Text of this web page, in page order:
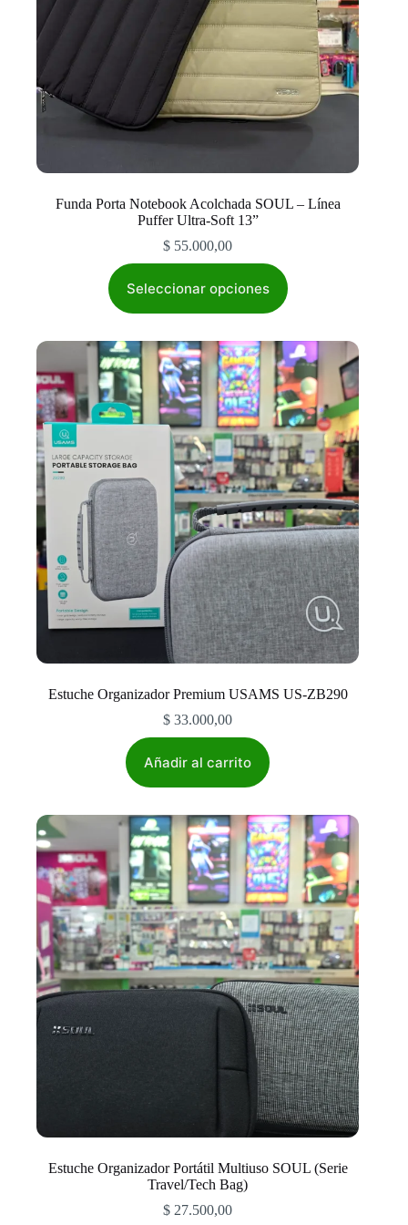
Funda Porta Notebook Acolchada SOUL – Línea
Puffer Ultra-Soft 13”
$ 55.000,00
Seleccionar opciones
producto
Las
opciones
se
pueden
elegir
en
la
página
de
producto
Estuche Organizador Premium USAMS US-ZB290
$ 33.000,00
Añadir al carrito
Estuche Organizador Portátil Multiuso SOUL (Serie
Travel/Tech Bag)
$ 27.500,00